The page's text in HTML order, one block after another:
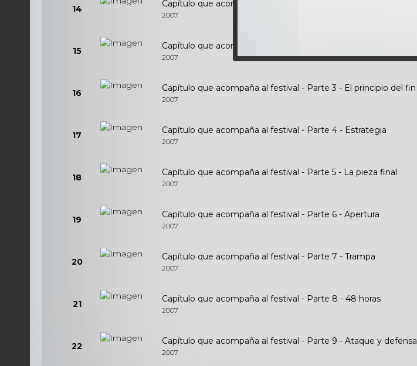
14 Capítulo que acompaña al festival - Parte 1 - Miyo
2007
15 Capítulo que acompaña al festival - Parte 2 - Moviéndose
2007
16 Capítulo que acompaña al festival - Parte 3 - El principio del fin
2007
17 Capítulo que acompaña al festival - Parte 4 - Estrategia
2007
18 Capítulo que acompaña al festival - Parte 5 - La pieza final
2007
19 Capítulo que acompaña al festival - Parte 6 - Apertura
2007
20 Capítulo que acompaña al festival - Parte 7 - Trampa
2007
21 Capítulo que acompaña al festival - Parte 8 - 48 horas
2007
22 Capítulo que acompaña al festival - Parte 9 - Ataque y defensa
2007